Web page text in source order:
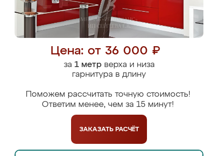
Цена: от 36 000 ₽
за 1 метрверха и низа
гарнитура в длину
Поможем рассчитать точную стоимость!
Ответим менее, чем за 15 минут!
ЗАКАЗАТЬ РАСЧЁТ